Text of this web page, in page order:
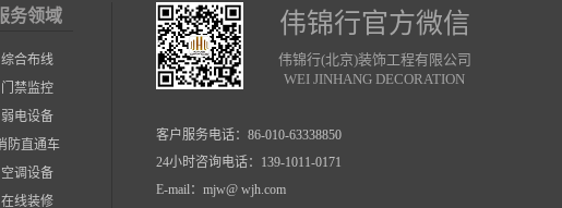
务领域
综合布线
门禁监控
弱电设备
防直通车
空调设备
在线装修
伟锦行官方微信
伟锦行(北京)装饰工程有限公司
WEI JINHANG DECORATION
客户服务电话： 86-010-63338850
24小时咨询电话：139-1011-0171
E-mail：mjw@ wjh.com